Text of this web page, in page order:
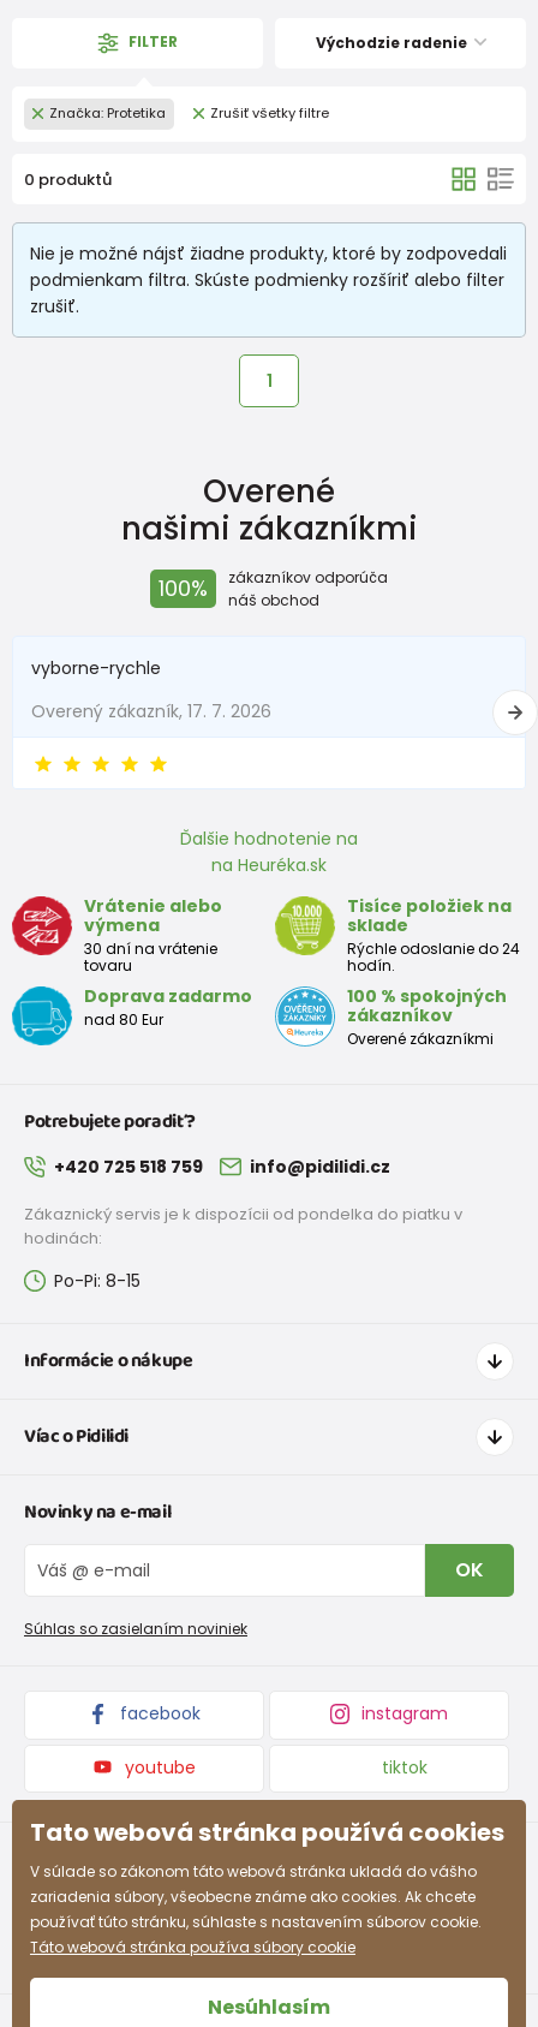
FILTER Východzie radenie
Značka: Protetika Zrušiť všetky filtre
0 produktů
Nie je možné nájsť žiadne produkty, ktoré by zodpovedali
podmienkam filtra. Skúste podmienky rozšíriť alebo filter
zrušiť.
1
Overené
našimi zákazníkmi
100%
zákazníkov odporúča
náš obchod
vyborne-rychle
Overený zákazník, 17. 7. 2026
Ďalšie hodnotenie na
na Heuréka.sk
Vrátenie alebo
výmena
30 dní na vrátenie
tovaru
Tisíce položiek na
sklade
Rýchle odoslanie do 24
hodín.
Doprava zadarmo
nad 80 Eur
100 % spokojných
zákazníkov
Overené zákazníkmi
Potrebujete poradiť?
+420 725 518 759 info@pidilidi.cz
Zákaznický servis je k dispozícii od pondelka do piatku v
hodinách:
Po-Pi: 8-15
Informácie o nákupe
Doprava a platba
Tabuľka veľkostí obuvi
Vrátenie tovaru a reklamacie
Reklamačný poriadok
Víac o Pidilidi
O nás
Blog
Veľkoobchod PiDiLiDi
Kolekcie tovaru
Novinky na e-mail
OK
Súhlas so zasielaním noviniek
facebook instagram
youtube tiktok
Tato webová stránka používá cookies
V súlade so zákonom táto webová stránka ukladá do vášho
zariadenia súbory, všeobecne známe ako cookies. Ak chcete
používať túto stránku, súhlaste s nastavením súborov cookie.
Táto webová stránka používa súbory cookie
Nesúhlasím